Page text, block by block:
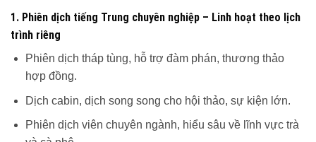
1. Phiên dịch tiếng Trung chuyên nghiệp – Linh hoạt theo lịch
trình riêng
Phiên dịch tháp tùng, hỗ trợ đàm phán, thương thảo
hợp đồng.
Dịch cabin, dịch song song cho hội thảo, sự kiện lớn.
Phiên dịch viên chuyên ngành, hiểu sâu về lĩnh vực trà